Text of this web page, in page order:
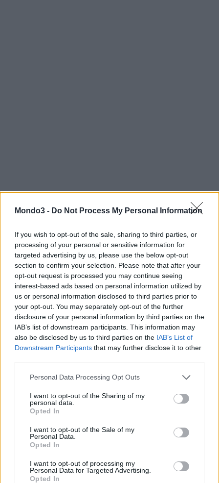
Mondo3 - Do Not Process My Personal Information
If you wish to opt-out of the sale, sharing to third parties, or
processing of your personal or sensitive information for
targeted advertising by us, please use the below opt-out
section to confirm your selection. Please note that after your
opt-out request is processed you may continue seeing
interest-based ads based on personal information utilized by
us or personal information disclosed to third parties prior to
your opt-out. You may separately opt-out of the further
disclosure of your personal information by third parties on the
IAB’s list of downstream participants. This information may
also be disclosed by us to third parties on the IAB’s List of
Downstream Participants that may further disclose it to other
Personal Data Processing Opt Outs
I want to opt-out of the Sharing of my
personal data.
Opted In
I want to opt-out of the Sale of my
Personal Data.
Opted In
I want to opt-out of processing my
Personal Data for Targeted Advertising.
Opted In
GO 101 STAR EASY PAY LE
GO.100 SPECIAL
GO 150 FLASH + EASY PAY
Non solo. con il pianoGO UNLIMITED FIRE+esiste la possibilità
di sottoscrivere l’offerta in convergenza.
CONDIVIDI QUESTO ARTICOLO:
E-mail LinkedIn Facebook
X Mastodon Telegram
Stampa
LE MIGLIORI OFFERTE AMAZON